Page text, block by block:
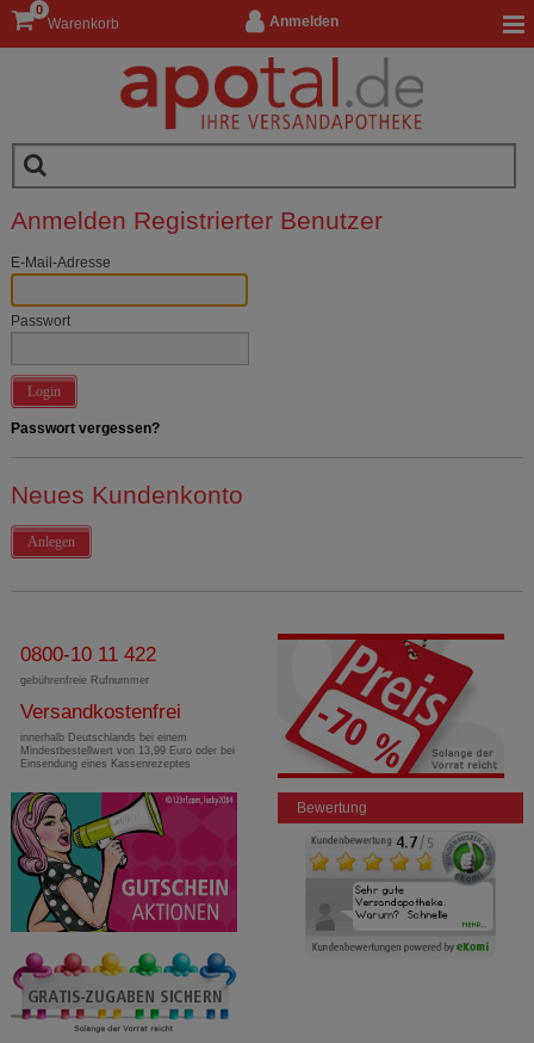
Anmelden
Warenkorb
0
Anmelden Registrierter Benutzer
E-Mail-Adresse
Passwort
Login
Passwort vergessen?
Neues Kundenkonto
Anlegen
0800-10 11 422
gebührenfreie Rufnummer
Versandkostenfrei
innerhalb Deutschlands bei einem
Mindestbestellwert von 13,99 Euro oder bei
Einsendung eines Kassenrezeptes
Bewertung